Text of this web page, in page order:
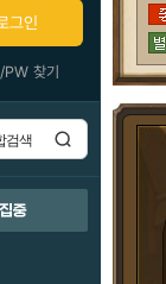
그인
PW 찾기
중